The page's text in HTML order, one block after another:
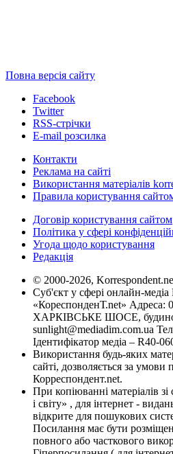
Повна версія сайту
Facebook
Twitter
RSS-стрічки
E-mail розсилка
Контакти
Реклама на сайті
Використання матеріалів
Правила користування
Договір користування сайтом
Політика у сфері
Угода щодо користування
Редакція
© 2000-2026,
Суб'єкт у сфері онлайн-
«КореспонденТ.net» Адреса:
ХАРКІВСЬКЕ ШОСЕ,
sunlight@mediadim.com.ua
Ідентифікатор медіа – R40-
Використання будь-яких
сайті, дозволяється за умови
Корреспондент.net.
При копіюванні матеріалів
і світу» , для інтернет -
відкрите для пошукових
Посилання має бути
повного або часткового